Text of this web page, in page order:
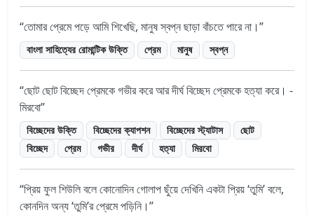
তোমার প্রেমে পড়ে আমি শিখেছি, মানুষ স্বপ্ন ছাড়া বাঁচতে পারে না।
বাংলা সাহিত্যের রোমান্টিক উক্তি প্রেম মানুষ স্বপ্ন
ছোট ছোট বিচ্ছেদ প্রেমকে গভীর করে আর দীর্ঘ বিচ্ছেদ প্রেমকে হত্যা করে। -
মিরবো
বিচ্ছেদের উক্তি বিচ্ছেদের ক্যাপশন বিচ্ছেদের স্ট্যাটাস
ছোট
বিচ্ছেদ
প্রেম গভীর দীর্ঘ হত্যা মিরবো
প্রিয় ফুল শিউলি বলে কোনোদিন গোলাপ ছুঁয়ে দেখিনি একটা প্রিয় ‘তুমি’ বলে,
কোনদিন অন্য ‘তুমি’র প্রেমে পড়িনি।